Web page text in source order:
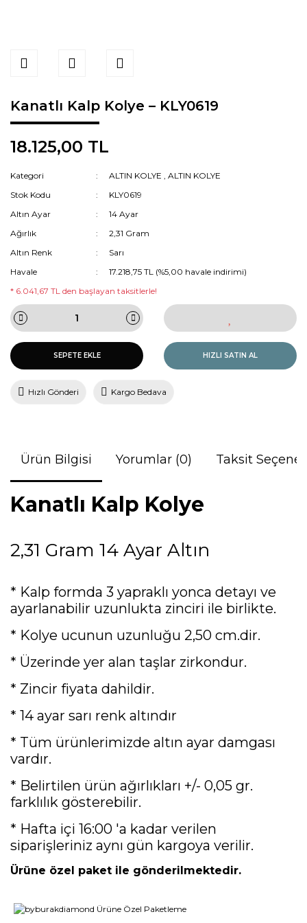
Kanatlı Kalp Kolye – KLY0619
18.125,00 TL
Kategori ALTIN KOLYE ,ALTIN KOLYE
Stok Kodu
KLY0619
Altın Ayar
14 Ayar
Ağırlık
2,31 Gram
Altın Renk
Sarı
Havale
17.218,75 TL (%5,00 havale indirimi)
* 6.041,67 TL den başlayan taksitlerle!
SEPETE EKLE HIZLI SATIN AL
Hızlı Gönderi Kargo Bedava
Ürün Bilgisi Yorumlar (0) Taksit
Kanatlı Kalp Kolye
2,31 Gram 14 Ayar Altın
* Kalp formda 3 yapraklı yonca detayı ve
ayarlanabilir uzunlukta zinciri ile birlikte.
* Kolye ucunun uzunluğu 2,50 cm.dir.
* Üzerinde yer alan taşlar zirkondur.
* Zincir fiyata dahildir.
* 14 ayar sarı renk altındır
* Tüm ürünlerimizde altın ayar damgası
vardır.
* Belirtilen ürün ağırlıkları +/- 0,05 gr.
farklılık gösterebilir.
* Hafta içi 16:00 'a kadar verilen
siparişleriniz aynı gün kargoya verilir.
Ürüne özel paket ile gönderilmektedir.